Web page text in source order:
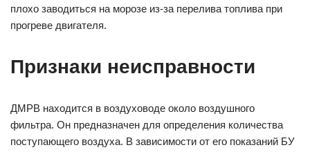
плохо заводиться на морозе из-за перелива топлива при
прогреве двигателя.
Признаки неисправности
ДМРВ находится в воздуховоде около воздушного
фильтра. Он предназначен для определения количества
поступающего воздуха. В зависимости от его показаний БУ